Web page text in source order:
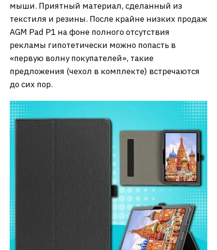
мыши. Приятный материал, сделанный из
текстиля и резины. После крайне низких продаж
AGM Pad P1 на фоне полного отсутствия
рекламы гипотетически можно попасть в
«первую волну покупателей», такие
предложения (чехол в комплекте) встречаются
до сих пор.